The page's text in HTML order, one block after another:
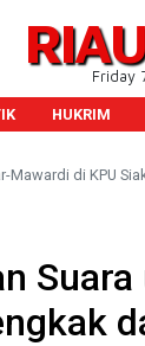
Friday
HUKRIM
di KPU